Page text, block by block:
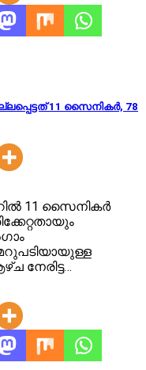
11 സൈനികർ, 78
11 സൈനികർ
നേരിട്ട…